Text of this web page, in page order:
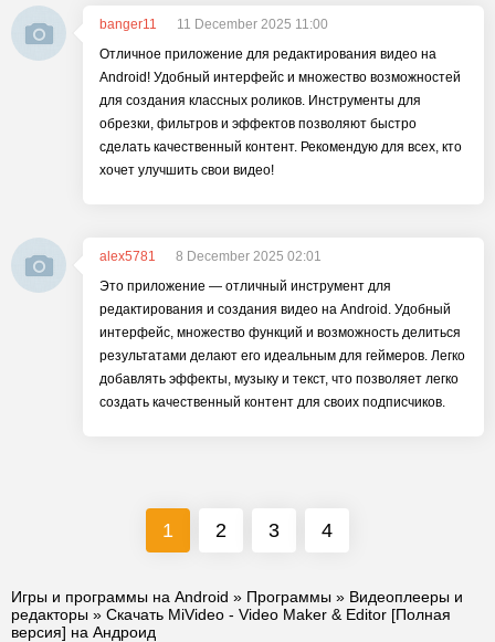
banger11
11 December 2025 11:00
Отличное приложение для редактирования видео на
Android! Удобный интерфейс и множество возможностей
для создания классных роликов. Инструменты для
обрезки, фильтров и эффектов позволяют быстро
сделать качественный контент. Рекомендую для всех, кто
хочет улучшить свои видео!
alex5781
8 December 2025 02:01
Это приложение — отличный инструмент для
редактирования и создания видео на Android. Удобный
интерфейс, множество функций и возможность делиться
результатами делают его идеальным для геймеров. Легко
добавлять эффекты, музыку и текст, что позволяет легко
создать качественный контент для своих подписчиков.
1 2 3 4
Игры и программы на Android » Программы » Видеоплееры и
редакторы » Скачать MiVideo - Video Maker & Editor [Полная
версия] на Андроид